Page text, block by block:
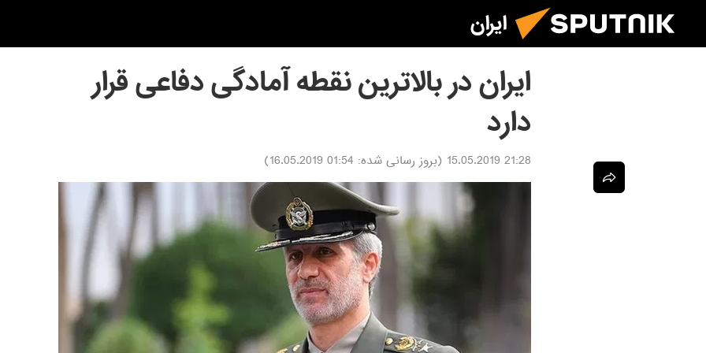
ایران
ایران در بالاترین نقطه آمادگی دفاعی قرار
دارد
21:28 15.05.2019 (بروز رسانی شده: 01:54 16.05.2019
)